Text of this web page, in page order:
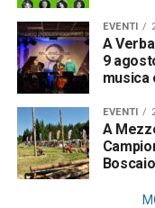
EVENTI
A
9
EVENTI
A